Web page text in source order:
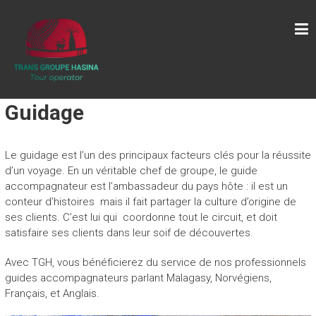
content
A
G
E
C
R
A
N
S
R
O
U
Guidage
Le guidage est l’un des principaux facteurs clés pour la réussite
d’un voyage. En un véritable chef de groupe, le guide
accompagnateur est l’ambassadeur du pays hôte : il est un
conteur d’histoires mais il fait partager la culture d’origine de
ses clients. C’est lui qui coordonne tout le circuit, et doit
satisfaire ses clients dans leur soif de découvertes.
Avec TGH, vous bénéficierez du service de nos professionnels
guides accompagnateurs parlant Malagasy, Norvégiens,
Français, et Anglais.